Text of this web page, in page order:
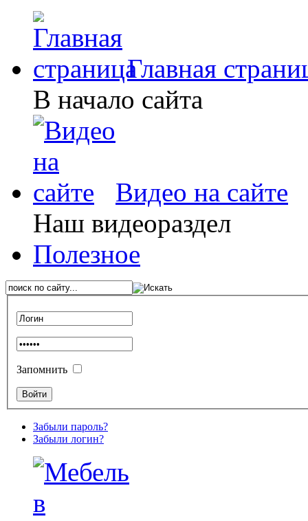
Главная
В начало сайта
Видео на сайте
Наш видеораздел
Полезное
Запомнить
Забыли пароль?
Забыли логин?